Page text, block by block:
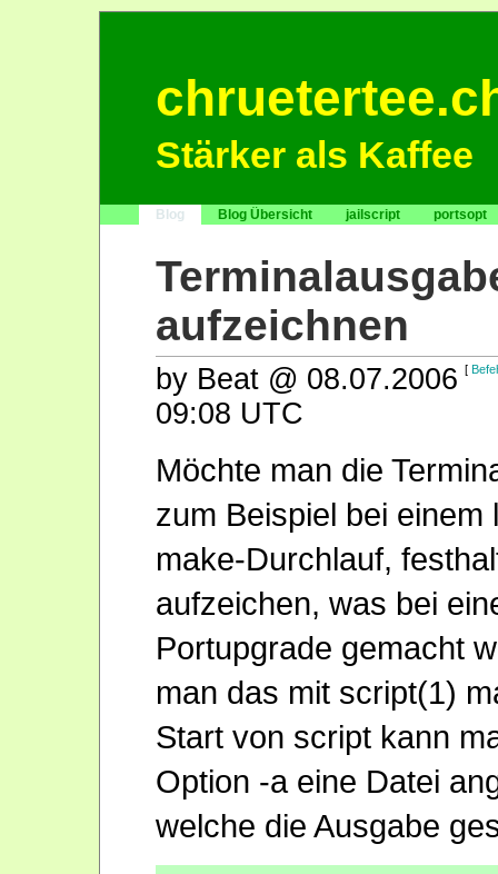
Stärker als Kaffee
Blog Blog Übersicht jailscript portsopt
aufzeichnen
[
by Beat @ 08.07.2006
09:08 UTC
Möchte man die
zum Beispiel bei einem
make-Durchlauf,
aufzeichen, was bei
Portupgrade gemacht
man das mit script(1)
Start von script kann
Option -a eine Datei
welche die Ausgabe